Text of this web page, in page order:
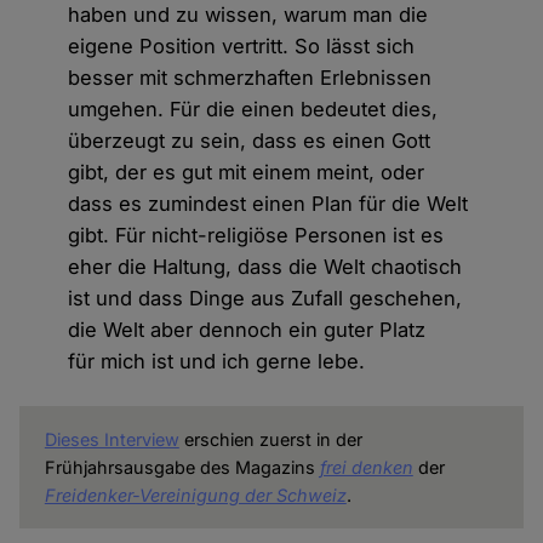
haben und zu wissen, warum man die
eigene Position vertritt. So lässt sich
besser mit schmerzhaften Erlebnissen
umgehen. Für die einen bedeutet dies,
überzeugt zu sein, dass es einen Gott
gibt, der es gut mit einem meint, oder
dass es zumindest einen Plan für die Welt
gibt. Für nicht-religiöse Personen ist es
eher die Haltung, dass die Welt chaotisch
ist und dass Dinge aus Zufall geschehen,
die Welt aber dennoch ein guter Platz
für mich ist und ich gerne lebe.
Dieses Interview erschien zuerst in der
Frühjahrsausgabe des Magazins frei denken der
Freidenker-Vereinigung der Schweiz.